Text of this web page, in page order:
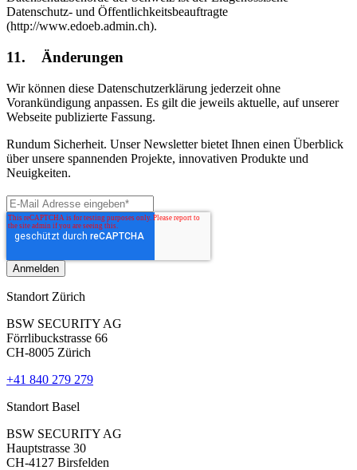
Datenschutz- und Öffentlichkeitsbeauftragte
(http://www.edoeb.admin.ch).
11. Änderungen
Wir können diese Datenschutzerklärung jederzeit ohne
Vorankündigung anpassen. Es gilt die jeweils aktuelle, auf unserer
Webseite publizierte Fassung.
Rundum Sicherheit. Unser Newsletter bietet Ihnen einen Überblick
über unsere spannenden Projekte, innovativen Produkte und
Neuigkeiten.
Standort Zürich
BSW SECURITY AG
Förrlibuckstrasse 66
CH-8005 Zürich
+41 840 279 279
Standort Basel
BSW SECURITY AG
Hauptstrasse 30
CH-4127 Birsfelden